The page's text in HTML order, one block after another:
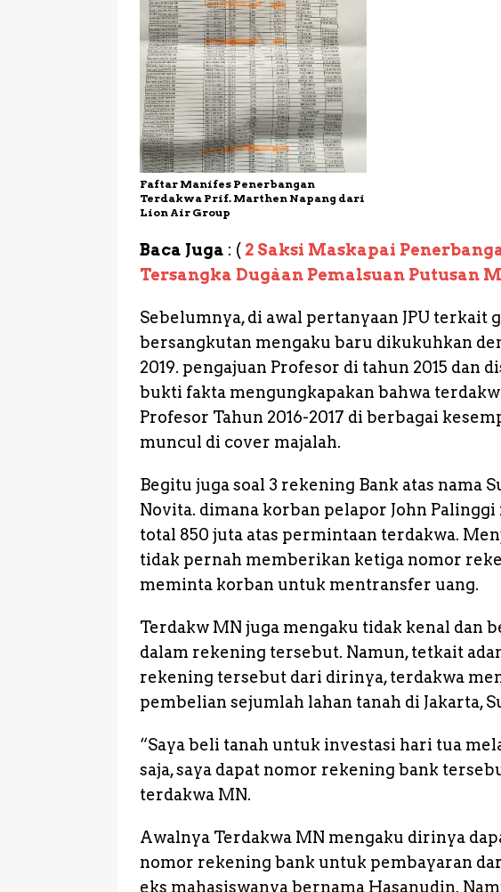
Faftar Manifes Penerbangan
Terdakwa Prif. Marthen Napang dari
Lion Air Group
Baca Juga : ( 2 Saksi Maskapai
Tersangka Dugàan Pemalsuan Putusan
Sebelumnya, di awal pertanyaan JPU terkait
bersangkutan mengaku baru dikukuhkan
2019. pengajuan Profesor di tahun 2015 dan
bukti fakta mengungkapakan bahwa
Profesor Tahun 2016-2017 di berbagai
muncul di cover majalah.
Begitu juga soal 3 rekening Bank atas nama
Novita. dimana korban pelapor John
total 850 juta atas permintaan terdakwa.
tidak pernah memberikan ketiga nomor
meminta korban untuk mentransfer uang.
Terdakw MN juga mengaku tidak kenal dan
dalam rekening tersebut. Namun, tetkait
rekening tersebut dari dirinya, terdakwa
pembelian sejumlah lahan tanah di Jakarta,
“Saya beli tanah untuk investasi hari tua
saja, saya dapat nomor rekening bank
terdakwa MN.
Awalnya Terdakwa MN mengaku dirinya
nomor rekening bank untuk pembayaran
eks mahasiswanya bernama Hasanudin.